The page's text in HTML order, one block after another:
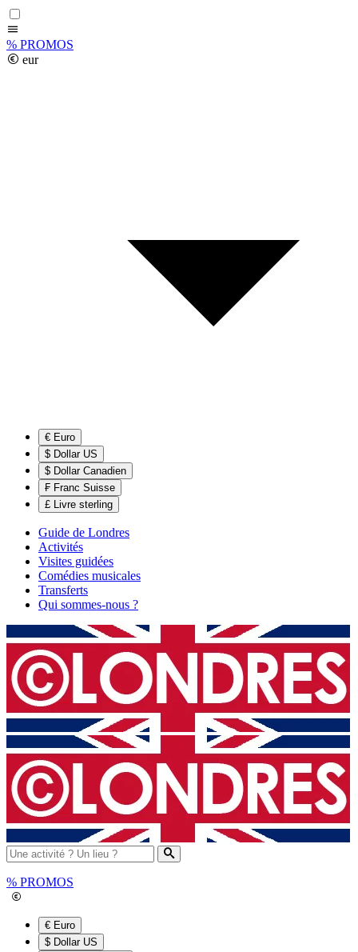
% PROMOS
eur
€ Euro
$ Dollar US
$ Dollar Canadien
₣ Franc Suisse
£ Livre sterling
Guide de Londres
Activités
Visites guidées
Comédies musicales
Transferts
Qui sommes-nous ?
% PROMOS
€ Euro
$ Dollar US